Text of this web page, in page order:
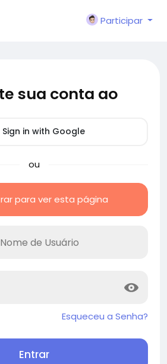
Participar
sua conta ao
Sign in with Google
ou
para ver esta página
Esqueceu a Senha?
Entrar